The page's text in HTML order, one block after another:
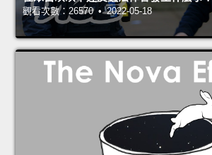
觀看次數：26570 • 2022-05-18